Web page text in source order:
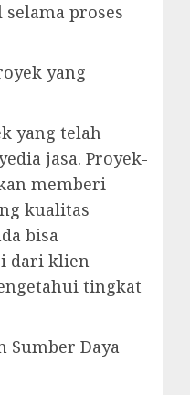
proses
yang
yang telah
jasa. Proyek-
memberi
kualitas
bisa
dari klien
tingkat
Sumber Daya